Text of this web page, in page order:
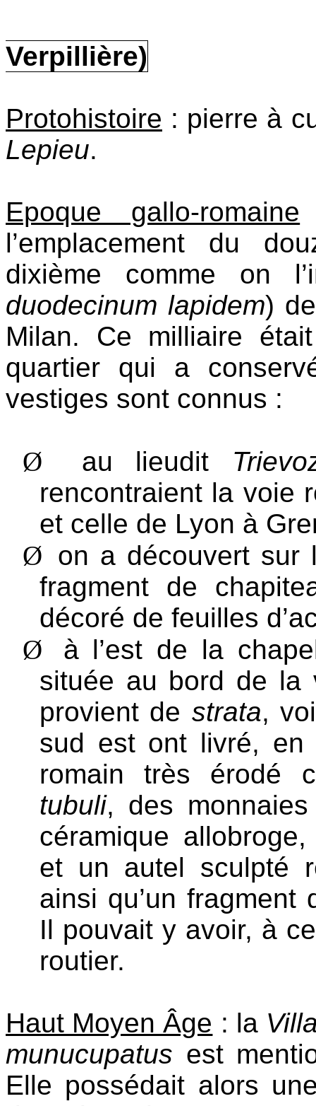
Verpillière)
Protohistoire : pierre à
Lepieu.
Epoque gallo-romaine
l’emplacement du
dixième comme on
duodecinum lapidem)
Milan. Ce milliaire
quartier qui a
vestiges sont connus :
Ø au lieudit
rencontraient la voie
et celle de Lyon à
Ø on a découvert sur
fragment de
décoré de feuilles
Ø
à l’est de la
située au bord de la
provient de strata,
sud est ont livré, en
romain très érodé
tubuli, des
céramique
et un autel sculpté
ainsi qu’un fragment
Il pouvait y avoir, à
routier.
Haut Moyen Âge : la
munucupatus est
Elle possédait alors